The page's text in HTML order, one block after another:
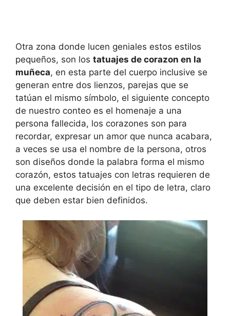
Otra zona donde lucen geniales estos estilos
pequeños, son los tatuajes de corazon en la
muñeca, en esta parte del cuerpo inclusive se
generan entre dos lienzos, parejas que se
tatúan el mismo símbolo, el siguiente concepto
de nuestro conteo es el homenaje a una
persona fallecida, los corazones son para
recordar, expresar un amor que nunca acabara,
a veces se usa el nombre de la persona, otros
son diseños donde la palabra forma el mismo
corazón, estos tatuajes con letras requieren de
una excelente decisión en el tipo de letra, claro
que deben estar bien definidos.